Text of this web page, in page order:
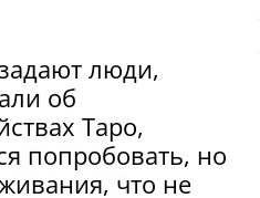
люди,
об
Таро,
попробовать, но
что не